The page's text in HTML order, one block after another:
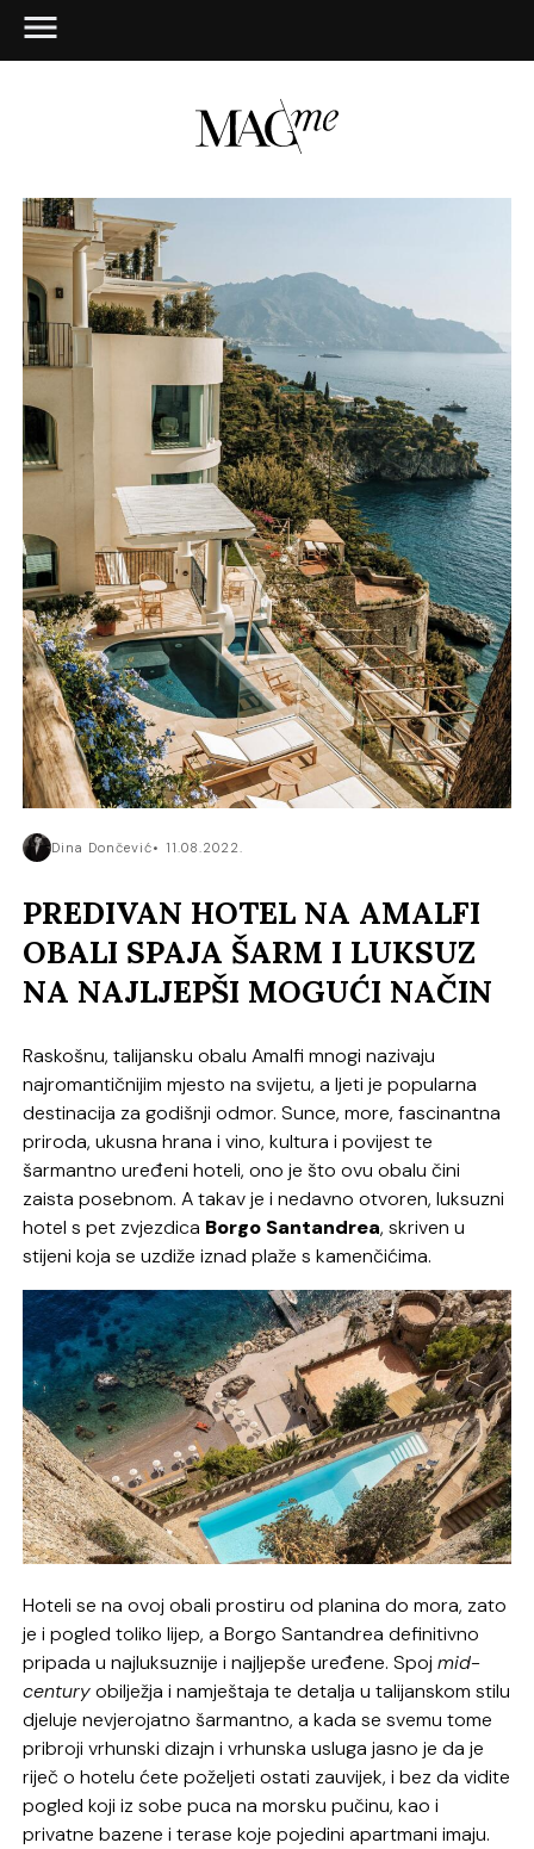
Dina Dončević 11.08.2022.
PREDIVAN HOTEL NA AMALFI
OBALI SPAJA ŠARM I LUKSUZ
NA NAJLJEPŠI MOGUĆI NAČIN
Raskošnu, talijansku obalu Amalfi mnogi nazivaju
najromantičnijim mjesto na svijetu, a ljeti je popularna
destinacija za godišnji odmor. Sunce, more, fascinantna
priroda, ukusna hrana i vino, kultura i povijest te
šarmantno uređeni hoteli, ono je što ovu obalu čini
zaista posebnom. A takav je i nedavno otvoren, luksuzni
hotel s pet zvjezdica Borgo Santandrea, skriven u
stijeni koja se uzdiže iznad plaže s kamenčićima.
Hoteli se na ovoj obali prostiru od planina do mora, zato
je i pogled toliko lijep, a Borgo Santandrea definitivno
pripada u najluksuznije i najljepše uređene. Spojmid-
centuryobilježja i namještaja te detalja u talijanskom stilu
djeluje nevjerojatno šarmantno, a kada se svemu tome
pribroji vrhunski dizajn i vrhunska usluga jasno je da je
riječ o hotelu ćete poželjeti ostati zauvijek, i bez da vidite
pogled koji iz sobe puca na morsku pučinu, kao i
privatne bazene i terase koje pojedini apartmani imaju.